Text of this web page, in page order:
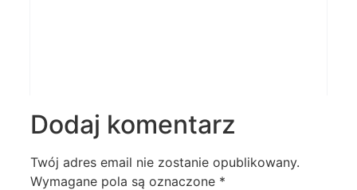
Dodaj komentarz
Twój adres email nie zostanie opublikowany.
Wymagane pola są oznaczone *